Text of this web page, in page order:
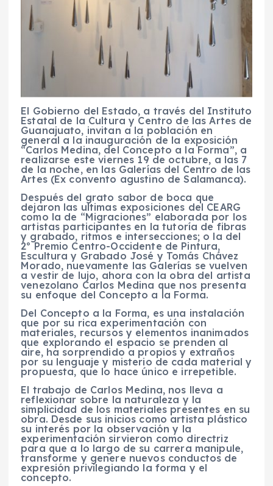
El Gobierno del Estado, a través del Instituto
Estatal de la Cultura y Centro de las Artes de
Guanajuato, invitan a la población en
general a la inauguración de la exposición
“Carlos Medina, del Concepto a la Forma”, a
realizarse este viernes 19 de octubre, a las 7
de la noche, en las Galerías del Centro de las
Artes (Ex convento agustino de Salamanca).
Después del grato sabor de boca que
dejaron las ultimas exposiciones del CEARG
como la de “Migraciones” elaborada por los
artistas participantes en la tutoría de fibras
y grabado, ritmos e intersecciones; o la del
2º Premio Centro-Occidente de Pintura,
Escultura y Grabado José y Tomás Chávez
Morado, nuevamente las Galerías se vuelven
a vestir de lujo, ahora con la obra del artista
venezolano Carlos Medina que nos presenta
su enfoque del Concepto a la Forma.
Del Concepto a la Forma, es una instalación
que por su rica experimentación con
materiales, recursos y elementos inanimados
que explorando el espacio se prenden al
aire, ha sorprendido a propios y extraños
por su lenguaje y misterio de cada material y
propuesta, que lo hace único e irrepetible.
El trabajo de Carlos Medina, nos lleva a
reflexionar sobre la naturaleza y la
simplicidad de los materiales presentes en su
obra. Desde sus inicios como artista plástico
su interés por la observación y la
experimentación sirvieron como directriz
para que a lo largo de su carrera manipule,
transforme y genere nuevos conductos de
expresión privilegiando la forma y el
concepto.